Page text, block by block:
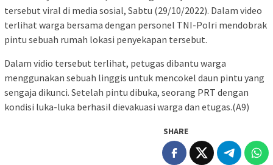
tersebut viral di media sosial, Sabtu (29/10/2022). Dalam video
terlihat warga bersama dengan personel TNI-Polri mendobrak
pintu sebuah rumah lokasi penyekapan tersebut.
Dalam vidio tersebut terlihat, petugas dibantu warga
menggunakan sebuah linggis untuk mencokel daun pintu yang
sengaja dikunci. Setelah pintu dibuka, seorang PRT dengan
kondisi luka-luka berhasil dievakuasi warga dan etugas.(A9)
SHARE